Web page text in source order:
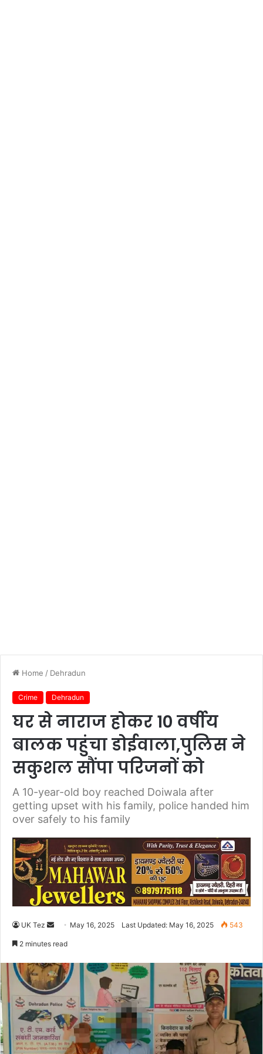
Home / Dehradun
Crime Dehradun
घर से नाराज होकर 10 वर्षीय
बालक पहुंचा डोईवाला,पुलिस ने
सकुशल सौंपा परिजनों को
A 10-year-old boy reached Doiwala after
getting upset with his family, police handed him
over safely to his family
UK Tez
d
a
n
m
a
i
May 16, 2025 Last Updated: May 16, 2025 543
2 minutes read